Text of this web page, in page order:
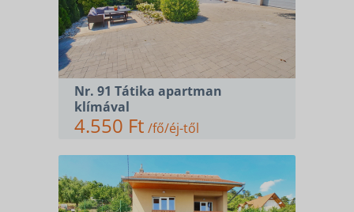
Nr. 91 Tátika apartman
klímával
4.550 Ft /fő/éj-től